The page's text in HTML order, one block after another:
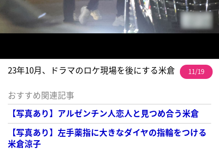
23年10月、ドラマのロケ現場を後にする米倉 11/19
おすすめ関連記事
【写真あり】アルゼンチン人恋人と見つめ合う米倉
【写真あり】左手薬指に大きなダイヤの指輪をつける
米倉涼子